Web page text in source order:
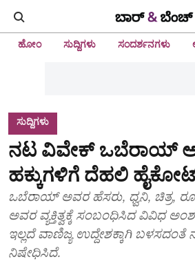
ಹೋಂ ಸುದ್ದಿಗಳು ಸಂದರ್ಶನಗಳು
ಸುದ್ದಿಗಳು
ನಟ ವಿವೇಕ್ ಒಬೆರಾಯ್
ಹಕ್ಕುಗಳಿಗೆ ದೆಹಲಿ
ಒಬೆರಾಯ್ ಅವರ ಹೆಸರು, ಧ್ವನಿ, ಚಿತ್ರ,
ಅವರ ವ್ಯಕ್ತಿತ್ವಕ್ಕೆ ಸಂಬಂಧಿಸಿದ ವಿವಿಧ
ಇಲ್ಲದೆ ವಾಣಿಜ್ಯ ಉದ್ದೇಶಕ್ಕಾಗಿ
ನಿಷೇಧಿಸಿದೆ.